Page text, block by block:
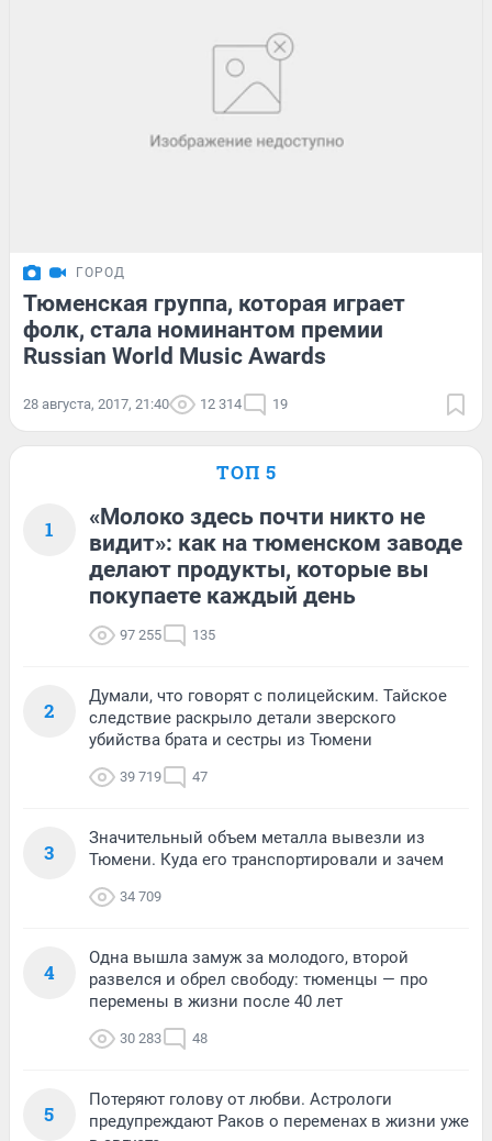
ГОРОД
Тюменская группа, которая играет
фолк, стала номинантом премии
Russian World Music Awards
28 августа, 2017, 21:40 12 314 19
ТОП 5
1
«Молоко здесь почти никто не
видит»: как на тюменском заводе
делают продукты, которые вы
покупаете каждый день
97 255 135
2
Думали, что говорят с полицейским. Тайское
следствие раскрыло детали зверского
убийства брата и сестры из Тюмени
39 719 47
3
Значительный объем металла вывезли из
Тюмени. Куда его транспортировали и зачем
34 709
4
Одна вышла замуж за молодого, второй
развелся и обрел свободу: тюменцы — про
перемены в жизни после 40 лет
30 283 48
5
Потеряют голову от любви. Астрологи
предупреждают Раков о переменах в жизни уже